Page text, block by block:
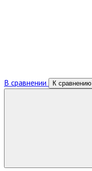
В сравнении К сравнению